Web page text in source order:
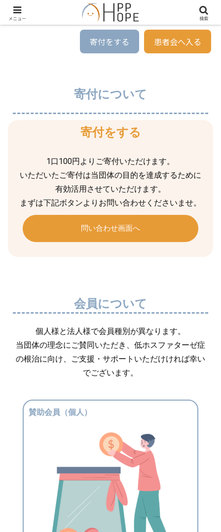
寄付をする 患者会へ入る
寄付について
寄付をする
1口100円よりご寄付いただけます。
いただいたご寄付は当団体の目的を達成するために
有効活用させていただけます。
まずは下記ボタンよりお問い合わせくださいませ。
問い合わせ画面へ
会員について
個人様と法人様で会員種別が異なります。
当団体の理念にご賛同いただき、低ホスファターゼ症
の根治に向け、ご支援・サポートいただけければ幸い
でございます。
賛助会員（個人）
メニュー 検索